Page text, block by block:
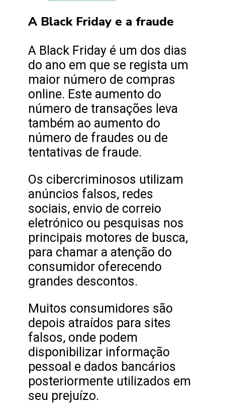
A Black Friday e a fraude
A Black Friday é um dos dias
do ano em que se regista um
maior número de compras
online. Este aumento do
número de transações leva
também ao aumento do
número de fraudes ou de
tentativas de fraude.
Os cibercriminosos utilizam
anúncios falsos, redes
sociais, envio de correio
eletrónico ou pesquisas nos
principais motores de busca,
para chamar a atenção do
consumidor oferecendo
grandes descontos.
Muitos consumidores são
depois atraídos para sites
falsos, onde podem
disponibilizar informação
pessoal e dados bancários
posteriormente utilizados em
seu prejuízo.